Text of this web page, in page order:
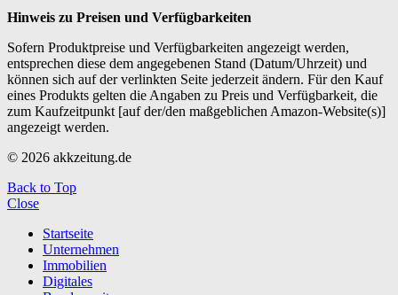
Hinweis zu Preisen und Verfügbarkeiten
Sofern Produktpreise und Verfügbarkeiten angezeigt werden,
entsprechen diese dem angegebenen Stand (Datum/Uhrzeit) und
können sich auf der verlinkten Seite jederzeit ändern. Für den Kauf
eines Produkts gelten die Angaben zu Preis und Verfügbarkeit, die
zum Kaufzeitpunkt [auf der/den maßgeblichen Amazon-Website(s)]
angezeigt werden.
© 2026 akkzeitung.de
Back to Top
Close
Startseite
Unternehmen
Immobilien
Digitales